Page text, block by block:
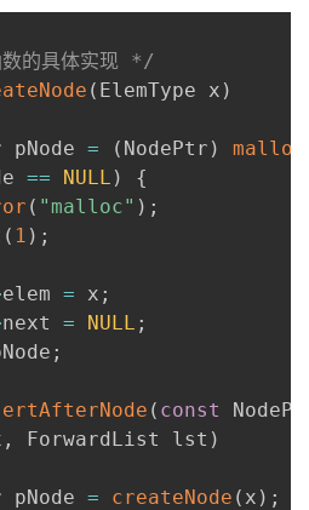
的具体实现 */
( ElemType x )
pNode
= ( NodePtr ) malloc
== NULL )
{
( "malloc" ) ;
( 1 ) ;
elem = x ;
next = NULL ;
;
( const
, ForwardList lst )
pNode
= createNode ( x ) ;